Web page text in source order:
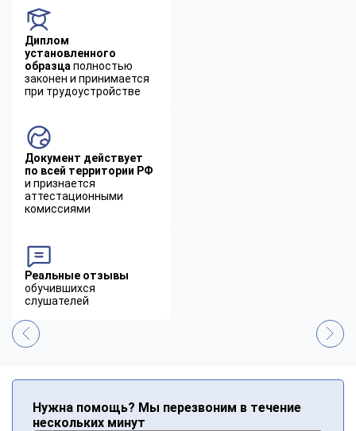
Диплом
установленного
образца полностью
законен и принимается
при трудоустройстве
Документ действует
по всей территории РФ
и признается
аттестационными
комиссиями
Реальные отзывы
обучившихся
слушателей
Нужна помощь? Мы перезвоним в течение
нескольких минут